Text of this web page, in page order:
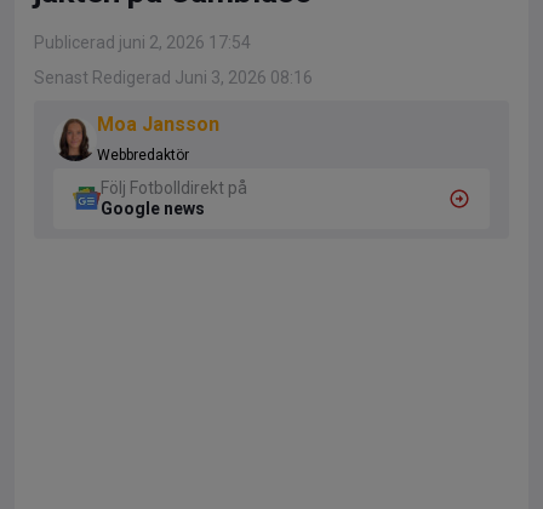
Publicerad juni 2, 2026 17:54
Senast Redigerad Juni 3, 2026 08:16
Moa Jansson
Webbredaktör
Följ Fotbolldirekt på
Google news